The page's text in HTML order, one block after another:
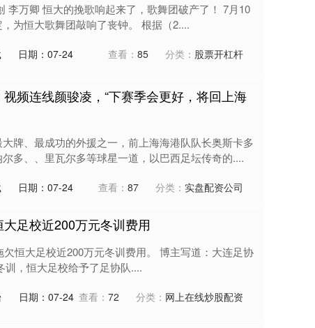
李万卿 恒大的挽歌响起来了，歌舞团破产了！ 7月10
为恒大歌舞团敲响了丧钟。 根据（2....
日期：07-24 查看： 85 分类： 股票开杠杆
频连线颜骏凌，“下赛季会更好，将回上海
牌、最成功的外援之一，前上海海港队队长奥斯卡多
多、、里瓦尔多等球星一道，以巴西足坛传奇的....
日期：07-24 查看： 87 分类： 实盘配资公司
足校近200万元冬训费用
欠恒大足校近200万元冬训费用。 博主写道：大连足协
训，恒大足校给予了足协队....
日期：07-24 查看： 72 分类： 网上在线炒股配资